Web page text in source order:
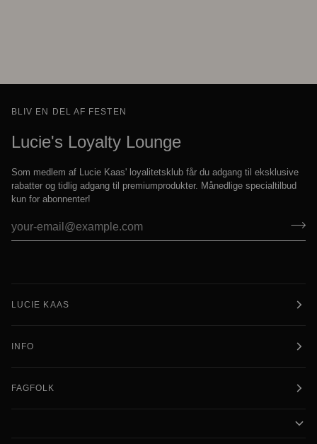
BLIV EN DEL AF FESTEN
Lucie's Loyalty Lounge
Som medlem af Lucie Kaas' loyalitetsklub får du adgang til eksklusive
rabatter og tidlig adgang til premiumprodukter. Månedlige specialtilbud
kun for abonnenter!
LUCIE KAAS
INFO
FAGFOLK